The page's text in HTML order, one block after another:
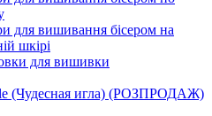
для вишивання бісером на
шкірі
для вишивки
(Чудесная игла) (РОЗПРОДАЖ)